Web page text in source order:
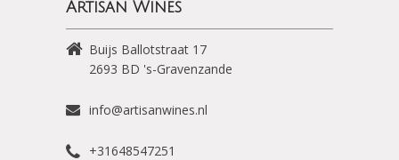
Artisan Wines
Buijs Ballotstraat 17
2693 BD 's-Gravenzande
info@artisanwines.nl
+31648547251